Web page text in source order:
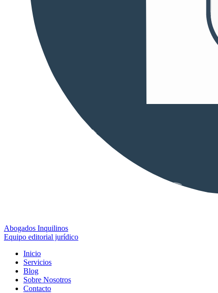
Abogados Inquilinos
Equipo editorial jurídico
Inicio
Servicios
Blog
Sobre Nosotros
Contacto